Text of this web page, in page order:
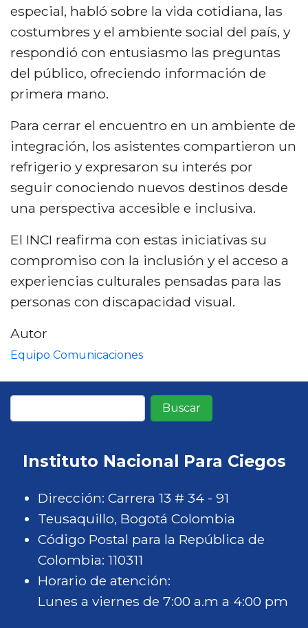
especial, habló sobre la vida cotidiana, las
costumbres y el ambiente social del país, y
respondió con entusiasmo las preguntas
del público, ofreciendo información de
primera mano.
Para cerrar el encuentro en un ambiente de
integración, los asistentes compartieron un
refrigerio y expresaron su interés por
seguir conociendo nuevos destinos desde
una perspectiva accesible e inclusiva.
El INCI reafirma con estas iniciativas su
compromiso con la inclusión y el acceso a
experiencias culturales pensadas para las
personas con discapacidad visual.
Autor
Equipo Comunicaciones
Instituto Nacional Para Ciegos
Dirección: Carrera 13 # 34 - 91
Teusaquillo, Bogotá Colombia
Código Postal para la República de
Colombia: 110311
Horario de atención:
Lunes a viernes de 7:00 a.m a 4:00 pm